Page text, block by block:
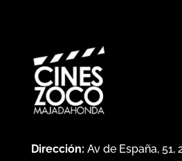
Dirección: Av de España, 51,